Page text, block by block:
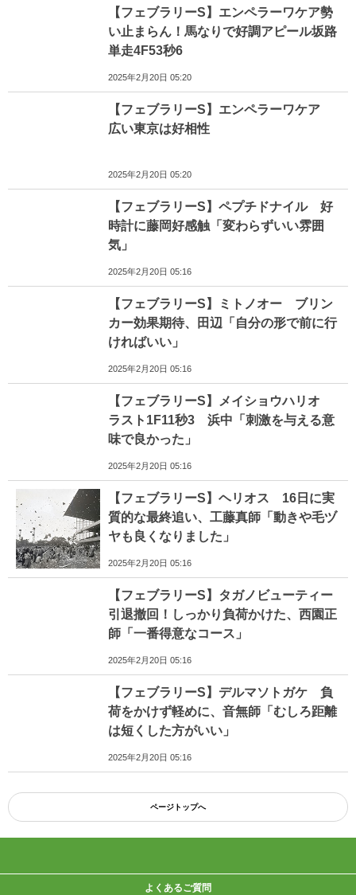
【フェブラリーS】エンペラーワケア勢
い止まらん！馬なりで好調アピール坂路
単走4F53秒6
2025年2月20日 05:20
【フェブラリーS】エンペラーワケア
広い東京は好相性
2025年2月20日 05:20
【フェブラリーS】ペプチドナイル 好
時計に藤岡好感触「変わらずいい雰囲
気」
2025年2月20日 05:16
【フェブラリーS】ミトノオー ブリン
カー効果期待、田辺「自分の形で前に行
ければいい」
2025年2月20日 05:16
【フェブラリーS】メイショウハリオ
ラスト1F11秒3 浜中「刺激を与える意
味で良かった」
2025年2月20日 05:16
【フェブラリーS】ヘリオス 16日に実
質的な最終追い、工藤真師「動きや毛ヅ
ヤも良くなりました」
2025年2月20日 05:16
【フェブラリーS】タガノビューティー
引退撤回！しっかり負荷かけた、西園正
師「一番得意なコース」
2025年2月20日 05:16
【フェブラリーS】デルマソトガケ 負
荷をかけず軽めに、音無師「むしろ距離
は短くした方がいい」
2025年2月20日 05:16
ページトップへ
よくあるご質問